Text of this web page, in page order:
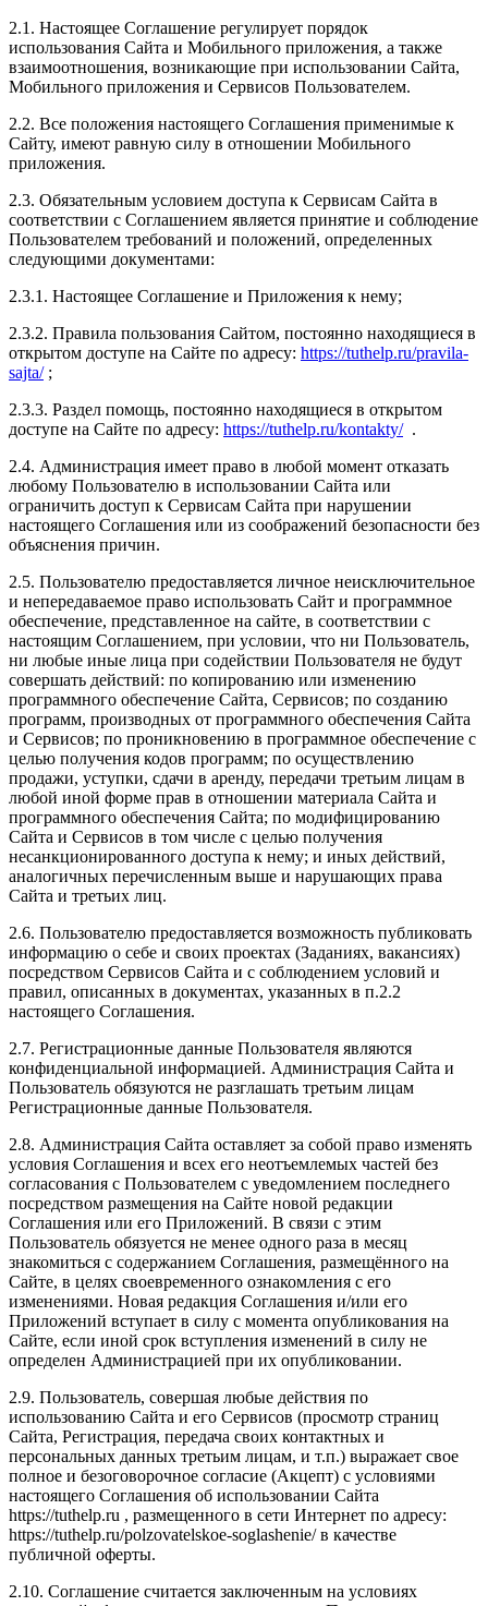
2.1. Настоящее Соглашение регулирует порядок
использования Сайта и Мобильного приложения, а также
взаимоотношения, возникающие при использовании Сайта,
Мобильного приложения и Сервисов Пользователем.
2.2. Все положения настоящего Соглашения применимые к
Сайту, имеют равную силу в отношении Мобильного
приложения.
2.3. Обязательным условием доступа к Сервисам Сайта в
соответствии с Соглашением является принятие и соблюдение
Пользователем требований и положений, определенных
следующими документами:
2.3.1. Настоящее Соглашение и Приложения к нему;
2.3.2. Правила пользования Сайтом, постоянно находящиеся в
открытом доступе на Сайте по адресу: https://tuthelp.ru/pravila-
sajta/;
2.3.3. Раздел помощь, постоянно находящиеся в открытом
доступе на Сайте по адресу: https://tuthelp.ru/kontakty/.
2.4. Администрация имеет право в любой момент отказать
любому Пользователю в использовании Сайта или
ограничить доступ к Сервисам Сайта при нарушении
настоящего Соглашения или из соображений безопасности без
объяснения причин.
2.5. Пользователю предоставляется личное неисключительное
и непередаваемое право использовать Сайт и программное
обеспечение, представленное на сайте, в соответствии с
настоящим Соглашением, при условии, что ни Пользователь,
ни любые иные лица при содействии Пользователя не будут
совершать действий: по копированию или изменению
программного обеспечение Сайта, Сервисов; по созданию
программ, производных от программного обеспечения Сайта
и Сервисов; по проникновению в программное обеспечение с
целью получения кодов программ; по осуществлению
продажи, уступки, сдачи в аренду, передачи третьим лицам в
любой иной форме прав в отношении материала Сайта и
программного обеспечения Сайта; по модифицированию
Сайта и Сервисов в том числе с целью получения
несанкционированного доступа к нему; и иных действий,
аналогичных перечисленным выше и нарушающих права
Сайта и третьих лиц.
2.6. Пользователю предоставляется возможность публиковать
информацию о себе и своих проектах (Заданиях, вакансиях)
посредством Сервисов Сайта и с соблюдением условий и
правил, описанных в документах, указанных в п.2.2
настоящего Соглашения.
2.7. Регистрационные данные Пользователя являются
конфиденциальной информацией. Администрация Сайта и
Пользователь обязуются не разглашать третьим лицам
Регистрационные данные Пользователя.
2.8. Администрация Сайта оставляет за собой право изменять
условия Соглашения и всех его неотъемлемых частей без
согласования с Пользователем с уведомлением последнего
посредством размещения на Сайте новой редакции
Соглашения или его Приложений. В связи с этим
Пользователь обязуется не менее одного раза в месяц
знакомиться с содержанием Соглашения, размещённого на
Сайте, в целях своевременного ознакомления с его
изменениями. Новая редакция Соглашения и/или его
Приложений вступает в силу с момента опубликования на
Сайте, если иной срок вступления изменений в силу не
определен Администрацией при их опубликовании.
2.9. Пользователь, совершая любые действия по
использованию Сайта и его Сервисов (просмотр страниц
Сайта, Регистрация, передача своих контактных и
персональных данных третьим лицам, и т.п.) выражает свое
полное и безоговорочное согласие (Акцепт) с условиями
настоящего Соглашения об использовании Сайта
https://tuthelp.ru , размещенного в сети Интернет по адресу:
https://tuthelp.ru/polzovatelskoe-soglashenie/ в качестве
публичной оферты.
2.10. Соглашение считается заключенным на условиях